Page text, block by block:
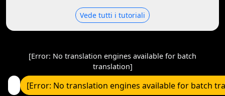
Vede tutti i tutoriali
[Error: No translation engines available for batch
translation]
[Error: No translation engines available for batch